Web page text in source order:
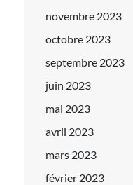
novembre 2023
octobre 2023
septembre 2023
juin 2023
mai 2023
avril 2023
mars 2023
février 2023